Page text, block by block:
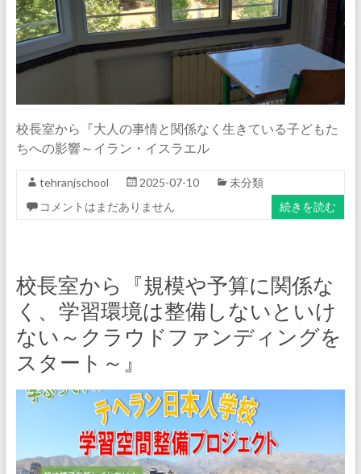
校長室から『大人の事情と関係なく生きている子どもた
ちへの影響～イラン・イスラエル
tehranjschool 2025-07-10
未分類
コメントはまだありません
続きを読む
校長室から『規模や予算に関係な
く、学習環境は整備しないといけ
ない～クラウドファンディングを
スタート～』